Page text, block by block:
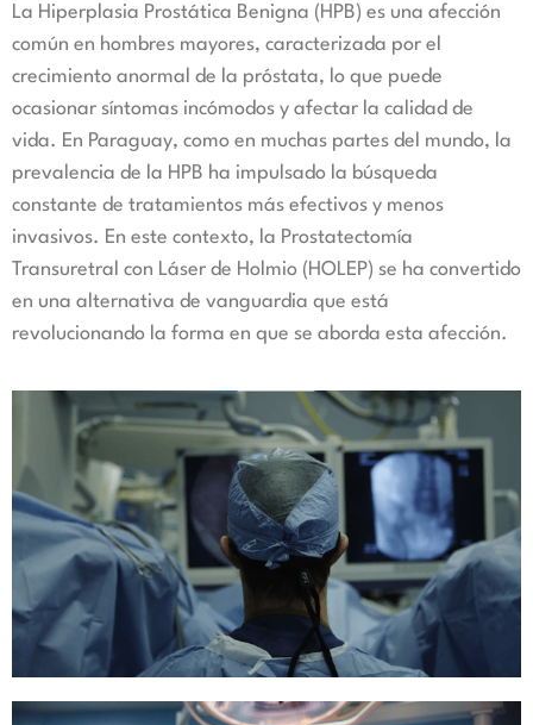
La Hiperplasia Prostática Benigna (HPB) es una afección
común en hombres mayores, caracterizada por el
crecimiento anormal de la próstata, lo que puede
ocasionar síntomas incómodos y afectar la calidad de
vida. En Paraguay, como en muchas partes del mundo, la
prevalencia de la HPB ha impulsado la búsqueda
constante de tratamientos más efectivos y menos
invasivos. En este contexto, la Prostatectomía
Transuretral con Láser de Holmio (HOLEP) se ha convertido
en una alternativa de vanguardia que está
revolucionando la forma en que se aborda esta afección.